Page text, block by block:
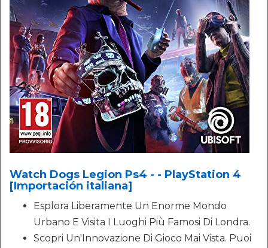
Watch Dogs Legion Ps4 - - PlayStation 4
[Importación italiana]
Esplora Liberamente Un Enorme Mondo
Urbano E Visita I Luoghi Più Famosi Di Londra.
Scopri Un'Innovazione Di Gioco Mai Vista. Puoi